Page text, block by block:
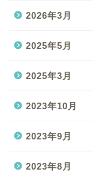
2026年3月
2025年5月
2025年3月
2023年10月
2023年9月
2023年8月